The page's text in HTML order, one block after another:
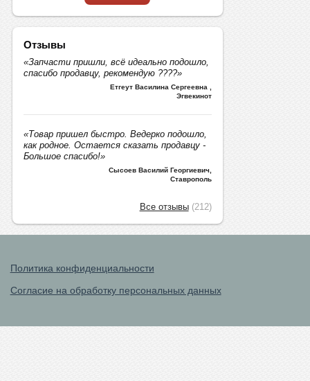
Отзывы
«Запчасти пришли, всё идеально подошло,
спасибо продавцу, рекомендую ????»
Етгеут Василина Сергеевна
Эгвекинот
«Товар пришел быстро. Ведерко подошло,
как родное. Остается сказать продавцу -
Большое спасибо!»
Сысоев Василий Георгиевич,
Ставрополь
Все отзывы(212)
Политика конфиденциальности
Согласие на обработку персональных данных